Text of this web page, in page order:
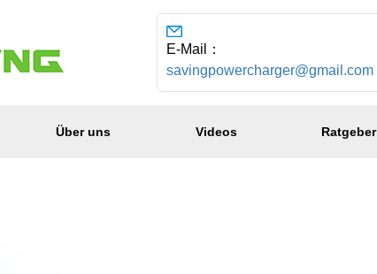
E-Mail：
savingpowercharger@gmail.com
Über uns Videos Ratgeber